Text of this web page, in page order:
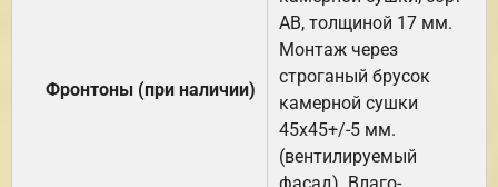
Фронтоны (при наличии)
АВ, толщиной 17 мм.
Монтаж через
строганый брусок
камерной сушки
45х45+/-5 мм.
(вентилируемый